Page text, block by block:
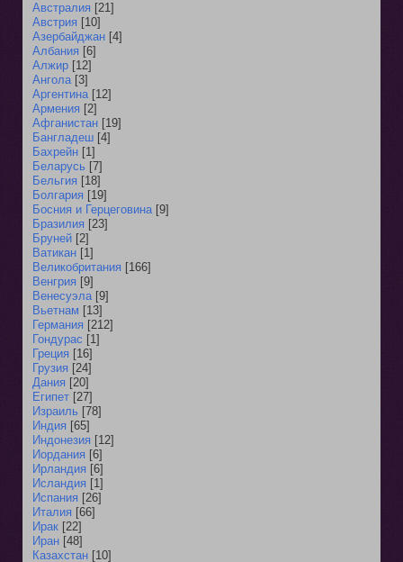
Австралия [21]
Австрия [10]
Азербайджан [4]
Албания [6]
Алжир [12]
Ангола [3]
Аргентина [12]
Армения [2]
Афганистан [19]
Бангладеш [4]
Бахрейн [1]
Беларусь [7]
Бельгия [18]
Болгария [19]
Босния и Герцеговина [9]
Бразилия [23]
Бруней [2]
Ватикан [1]
Великобритания [166]
Венгрия [9]
Венесуэла [9]
Вьетнам [13]
Германия [212]
Гондурас [1]
Греция [16]
Грузия [24]
Дания [20]
Египет [27]
Израиль [78]
Индия [65]
Индонезия [12]
Иордания [6]
Ирландия [6]
Исландия [1]
Испания [26]
Италия [66]
Ирак [22]
Иран [48]
Казахстан [10]